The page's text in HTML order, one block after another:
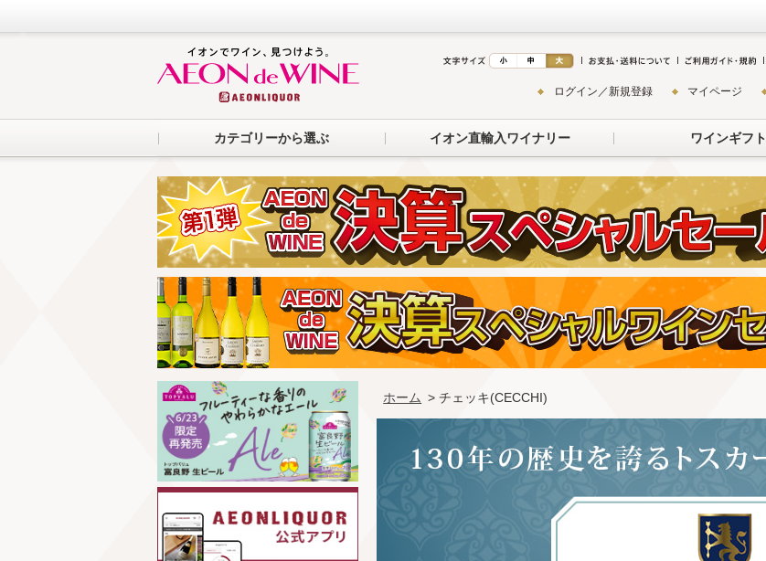
ログイン／新規登録 マイページ
カテゴリーから選ぶ イオン直輸入ワイナリー ワインギフト
ホーム > チェッキ(CECCHI)